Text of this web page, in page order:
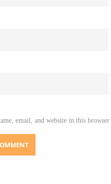
email, and website in this